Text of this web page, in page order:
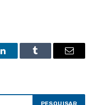
LinkedInTumblr Email